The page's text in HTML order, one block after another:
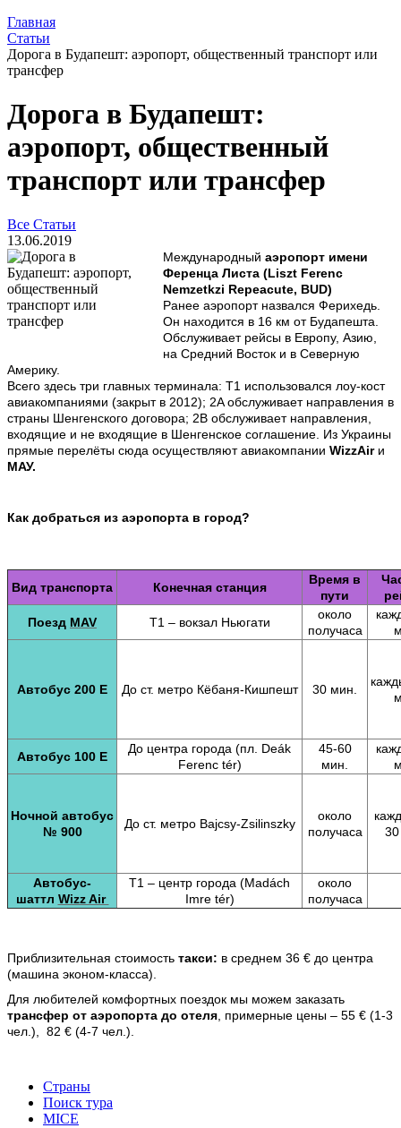
Главная
Статьи
Дорога в Будапешт: аэропорт, общественный транспорт или
трансфер
Дорога в Будапешт:
аэропорт, общественный
транспорт или трансфер
Все Статьи
13.06.2019
Международный аэропорт имени
Ференца Листа (Liszt Ferenc
Nemzetkzi Repeacute, BUD)
Ранее аэропорт назвался Ферихедь.
Он находится в 16 км от Будапешта.
Обслуживает рейсы в Европу, Азию,
на Средний Восток и в Северную
Америку.
Всего здесь три главных терминала: Т1 использовался лоу-кост
авиакомпаниями (закрыт в 2012); 2A обслуживает направления в
страны Шенгенского договора; 2B обслуживает направления,
входящие и не входящие в Шенгенское соглашение. Из Украины
прямые перелёты сюда осуществляют авиакомпании WizzAir и
МАУ.
Как добраться из аэропорта в город?
Вид транспорта Конечная станция
Время в
пути
Поезд MAV Т1 – вокзал Ньюгати
около
получаса
Автобус 200 Е До ст. метро Кёбаня-Кишпешт 30 мин.
Автобус 100 Е
До центра города (пл. Deák
Ferenc tér)
45-60
мин.
Ночной автобус
№ 900
До ст. метро Bajcsy-Zsilinszky
около
получаса
Автобус-
шаттл Wizz Air
Т1 – центр города (Madách
Imre tér)
около
получаса
Приблизительная стоимость такси: в среднем 36 € до центра
(машина эконом-класса).
Для любителей комфортных поездок мы можем заказать
трансфер от аэропорта до отеля, примерные цены – 55 € (1-3
чел.), 82 € (4-7 чел.).
Страны
Поиск тура
MICE